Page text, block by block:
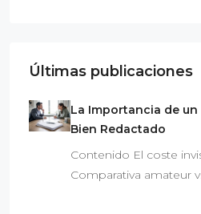
Últimas publicaciones
La Importancia de
Bien Redactado
Contenido El coste
Comparativa amateur